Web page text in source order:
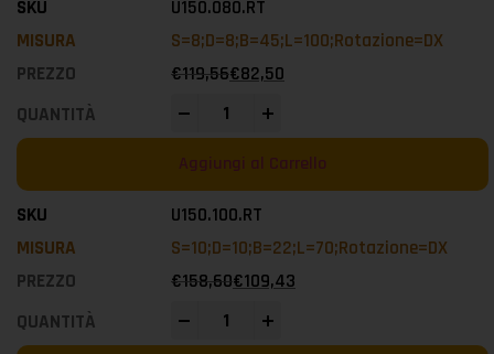
U150.080.RT
S=8;D=8;B=45;L=100;Rotazione=DX
€119,56€82,50
Aggiungi al Carrello
U150.100.RT
S=10;D=10;B=22;L=70;Rotazione=DX
€158,60€109,43